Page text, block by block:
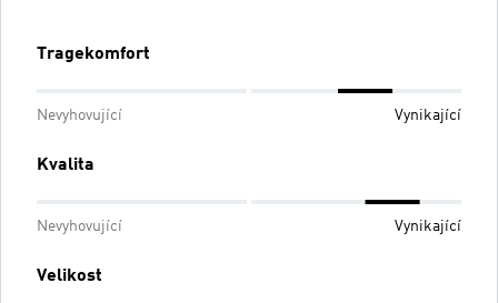
Tragekomfort
Nevyhovující Vynikající
Kvalita
Nevyhovující Vynikající
Velikost